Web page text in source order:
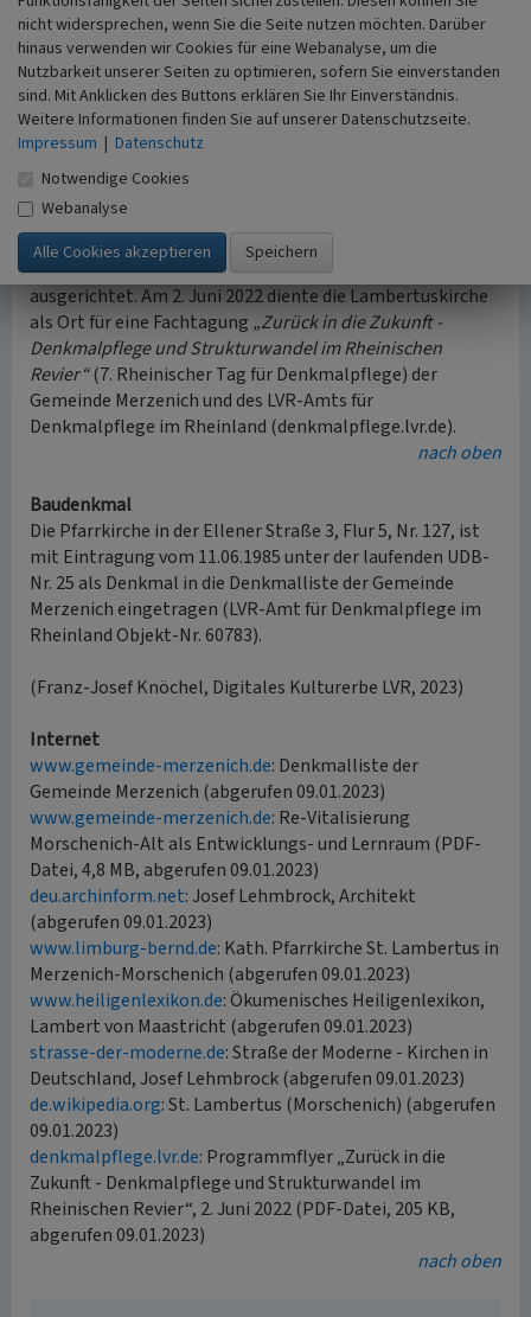
Betreiberin des Tagebaus Hambach erklärte im Januar
2020, der Tagebau Hambach werde deutlich verkleinert
und Morschenich nicht mehr durch den Tagebau in
Anspruch genommen, so dass auf eine Abbaggerung des
Orts verzichtet werden könne.
Den aktuellen Planungen zufolge soll die profanierte
Kirche nun im Rahmen der Neuentwicklung des Orts als
Kulturzentrum der Gemeinde und zentraler Ausstellungs-
und Veranstaltungsort erhalten werden.
Als erste Veranstaltung seit der Profanierung wurde am 7.
März 2020 ein Spendenkonzert für den Erhalt der Kirche
ausgerichtet. Am 2. Juni 2022 diente die Lambertuskirche
als Ort für eine Fachtagung „Zurück in die Zukunft -
Denkmalpflege und Strukturwandel im Rheinischen
Revier“(7. Rheinischer Tag für Denkmalpflege) der
Gemeinde Merzenich und des LVR-Amts für
Denkmalpflege im Rheinland (denkmalpflege.lvr.de).
nach oben
Baudenkmal
Die Pfarrkirche in der Ellener Straße 3, Flur 5, Nr. 127, ist
mit Eintragung vom 11.06.1985 unter der laufenden UDB-
Nr. 25 als Denkmal in die Denkmalliste der Gemeinde
Merzenich eingetragen (LVR-Amt für Denkmalpflege im
Rheinland Objekt-Nr. 60783).
(Franz-Josef Knöchel, Digitales Kulturerbe LVR, 2023)
Internet
www.gemeinde-merzenich.de: Denkmalliste der
Gemeinde Merzenich (abgerufen 09.01.2023)
www.gemeinde-merzenich.de: Re-Vitalisierung
Morschenich-Alt als Entwicklungs- und Lernraum (PDF-
Datei, 4,8 MB, abgerufen 09.01.2023)
deu.archinform.net: Josef Lehmbrock, Architekt
(abgerufen 09.01.2023)
www.limburg-bernd.de: Kath. Pfarrkirche St. Lambertus in
Merzenich-Morschenich (abgerufen 09.01.2023)
www.heiligenlexikon.de: Ökumenisches Heiligenlexikon,
Lambert von Maastricht (abgerufen 09.01.2023)
strasse-der-moderne.de: Straße der Moderne - Kirchen in
Deutschland, Josef Lehmbrock (abgerufen 09.01.2023)
de.wikipedia.org: St. Lambertus (Morschenich) (abgerufen
09.01.2023)
denkmalpflege.lvr.de: Programmflyer „Zurück in die
Zukunft - Denkmalpflege und Strukturwandel im
Rheinischen Revier“, 2. Juni 2022 (PDF-Datei, 205 KB,
abgerufen 09.01.2023)
nach oben
nicht widersprechen, wenn Sie die Seite nutzen möchten. Darüber
hinaus verwenden wir Cookies für eine Webanalyse, um die
Nutzbarkeit unserer Seiten zu optimieren, sofern Sie einverstanden
sind. Mit Anklicken des Buttons erklären Sie Ihr Einverständnis.
Weitere Informationen finden Sie auf unserer Datenschutzseite.
Impressum | Datenschutz
Notwendige Cookies
Webanalyse